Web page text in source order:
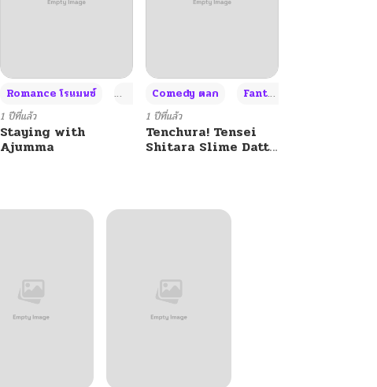
+4
Romance โรแมนซ์ Adult ผู้ใหญ่ +4
1 ปีที่แล้ว
Staying with
Ajumma
Comedy ตลก Fantasy แฟนตาซี
1 ปีที่แล้ว
Tenchura! Tensei
Shitara Slime Datta